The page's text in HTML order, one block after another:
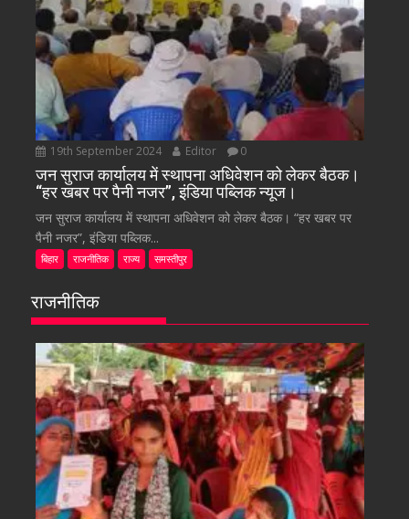
19th September 2024 Editor 0
जन सुराज कार्यालय में स्थापना अधिवेशन को लेकर बैठक।
“हर खबर पर पैनी नजर”, इंडिया पब्लिक न्यूज।
जन सुराज कार्यालय में स्थापना अधिवेशन को लेकर बैठक। “हर खबर पर
पैनी नजर”, इंडिया पब्लिक...
बिहार राजनीतिक राज्य समस्तीपुर
राजनीतिक